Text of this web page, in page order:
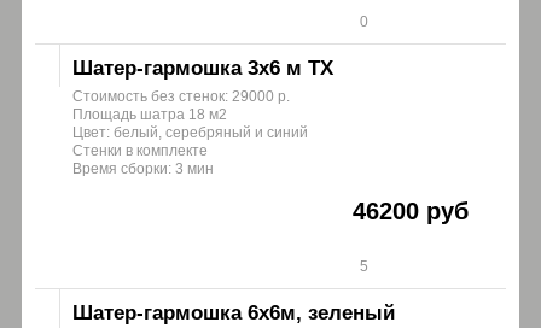
0
Шатер-гармошка 3х6 м ТХ
Стоимость без стенок: 29000 р.
Площадь шатра 18 м2
Цвет: белый, серебряный и синий
Стенки в комплекте
Время сборки: 3 мин
46200 руб
5
Шатер-гармошка 6х6м, зеленый